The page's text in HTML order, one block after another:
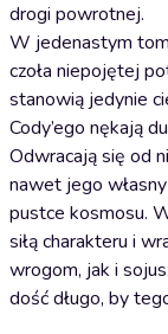
drogi powrotnej.
W jedenastym
czoła niepojętej
stanowią jedynie
Cody’ego nękają
Odwracają się od
nawet jego
pustce kosmosu.
siłą charakteru i
wrogom, jak i
dość długo, by